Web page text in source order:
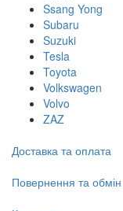
Ssang Yong
Subaru
Suzuki
Tesla
Toyota
Volkswagen
Volvo
ZAZ
Доставка та оплата
Повернення та обмін